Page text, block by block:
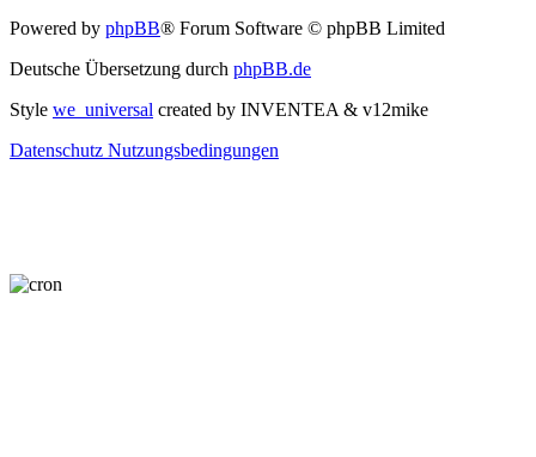
Powered by phpBB® Forum Software © phpBB Limited
Deutsche Übersetzung durch phpBB.de
Style we_universal created by INVENTEA & v12mike
Datenschutz Nutzungsbedingungen